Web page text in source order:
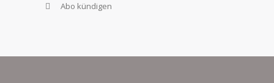
Abo kündigen